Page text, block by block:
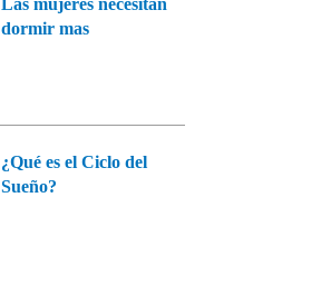
dormir mas
¿Qué es el Ciclo del
Sueño?